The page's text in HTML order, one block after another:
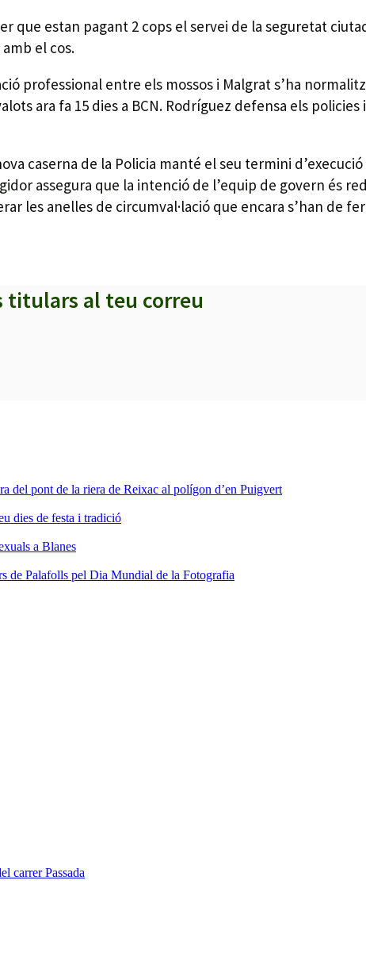
que estan pagant 2 cops el servei de la seguretat
el cos.
professional entre els mossos i Malgrat s’ha
ara fa 15 dies a BCN. Rodríguez defensa els
caserna de la Policia manté el seu termini
assegura que la intenció de l’equip de govern és
les anelles de circumval·lació que encara s’han de
titulars al teu correu
del pont de la riera de Reixac al polígon d’en Puigvert
dies de festa i tradició
a Blanes
de Palafolls pel Dia Mundial de la Fotografia
carrer Passada